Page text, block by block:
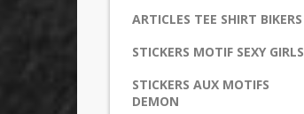
ARTICLES TEE SHIRT BIKERS
STICKERS MOTIF SEXY GIRLS
STICKERS AUX MOTIFS
DEMON